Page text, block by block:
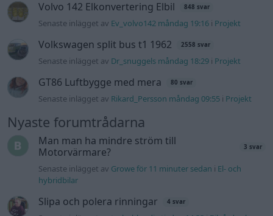
Volvo 142 Elkonvertering Elbil 848 svar
Senaste inlägget av Ev_volvo142 måndag 19:16 i Projekt
Volkswagen split bus t1 1962 2558 svar
Senaste inlägget av Dr_snuggels måndag 18:29 i Projekt
GT86 Luftbygge med mera 80 svar
Senaste inlägget av Rikard_Persson måndag 09:55 i Projekt
Nyaste forumtrådarna
Man man ha mindre ström till
Motorvärmare?
3 svar
Senaste inlägget av Growe för 11 minuter sedan i El- och
hybridbilar
Slipa och polera rinningar 4 svar